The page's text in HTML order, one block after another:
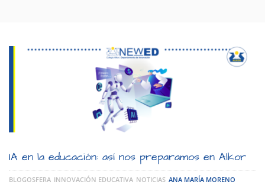
IA en la educación: así nos preparamos en Alkor
BLOGOSFERA INNOVACIÓN EDUCATIVA NOTICIAS ANA MARÍA MORENO